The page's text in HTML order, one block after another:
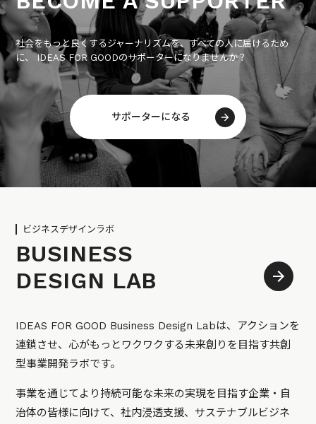
社会をもっと良くするジャーナリズムを、すべての人に届けるため
に、 IDEAS FOR GOODのサポーターになりませんか？
サポーターになる
ビジネスデザインラボ
BUSINESS
DESIGN LAB
IDEAS FOR GOOD Business Design Labは、アクションを
連鎖させ、心がもっとワクワクする未来創りを目指す共創
型事業開発ラボです。
事業を通じてより持続可能な未来の実現を目指す企業・自
治体の皆様に向けて、社内浸透支援、サステナブルビジネ